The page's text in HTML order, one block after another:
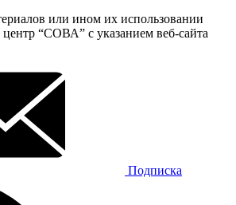
или ином их использовании
центр “СОВА” с указанием веб-сайта
Подписка